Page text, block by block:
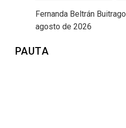
Fernanda Beltrán Buitrago
agosto de 2026
PAUTA